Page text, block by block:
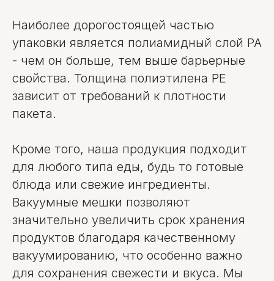
Наиболее дорогостоящей частью
упаковки является полиамидный слой PA
- чем он больше, тем выше барьерные
свойства. Толщина полиэтилена PE
зависит от требований к плотности
пакета.
Кроме того, наша продукция подходит
для любого типа еды, будь то готовые
блюда или свежие ингредиенты.
Вакуумные мешки позволяют
значительно увеличить срок хранения
продуктов благодаря качественному
вакуумированию, что особенно важно
для сохранения свежести и вкуса. Мы